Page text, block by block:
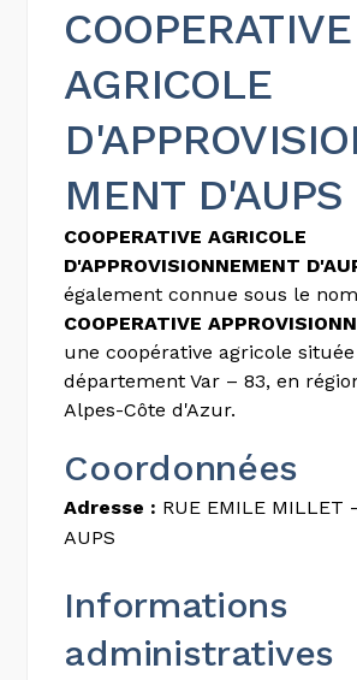
COOPERATIVE
AGRICOLE
MENT D'AUPS
COOPERATIVE AGRICOLE
D'APPROVISIONNEMENT
également connue sous le nom
COOPERATIVE
une coopérative agricole
département Var – 83, en
Alpes-Côte d'Azur.
Coordonnées
Adresse : RUE EMILE MILLET
AUPS
Informations
administratives